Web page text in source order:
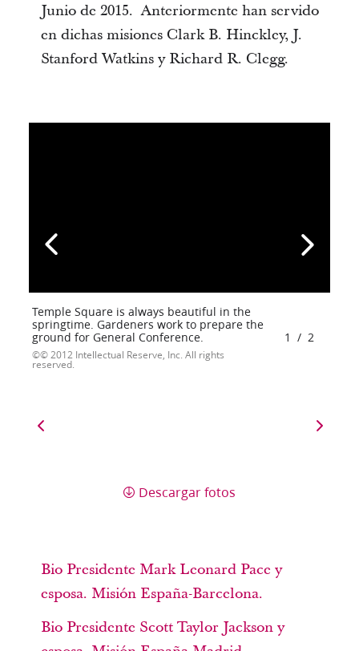
Junio de 2015. Anteriormente han servido
en dichas misiones Clark B. Hinckley, J.
Stanford Watkins y Richard R. Clegg.
Temple Square is always beautiful in the
springtime. Gardeners work to prepare the
ground for General Conference.
© 2012 Intellectual Reserve, Inc. All rights
reserved.
1 / 2
Descargar fotos
Bio Presidente Mark Leonard Pace y
esposa. Misión España-Barcelona.
Bio Presidente Scott Taylor Jackson y